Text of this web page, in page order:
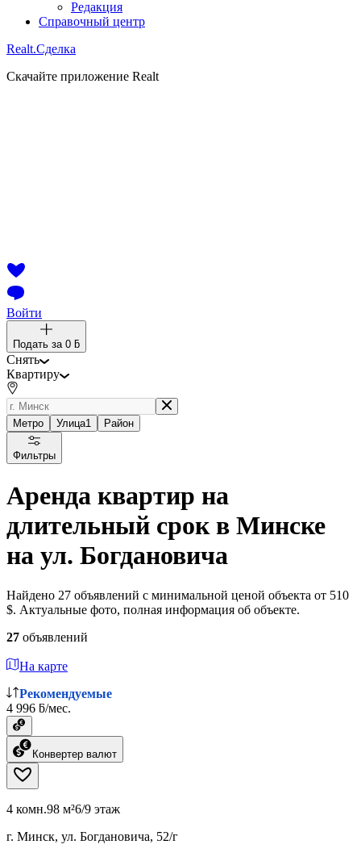
Редакция
Справочный центр
Realt.Сделка
Скачайте приложение Realt
Войти
Подать за 0 ƃ
Снять
Квартиру
Метро Улица1 Район
Фильтры
Аренда квартир на
длительный срок в Минске
на ул. Богдановича
Найдено 27 объявлений с минимальной ценой объекта от 510
$. Актуальные фото, полная информация об объекте.
27 объявлений
На карте
Рекомендуемые
4 996 ƃ/мес.
Конвертер валют
4 комн.98 м²6/9 этаж
г. Минск, ул. Богдановича, 52/г